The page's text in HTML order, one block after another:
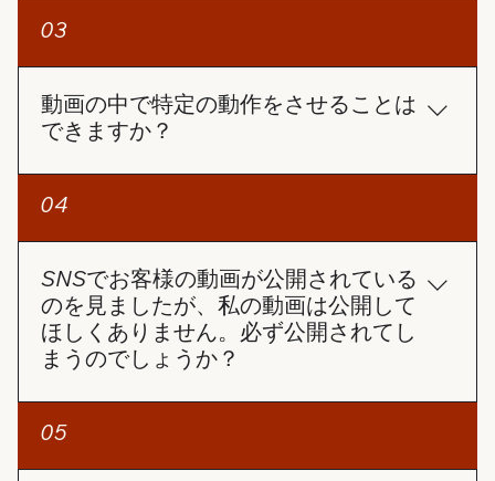
3日経過しても作品完成のメールが届いていないの
ールフォルダに振り分けられている可能性がありま
すので、一度ご確認ください。 注文番号でステータ
番号とメールアドレスを入力し、進捗状況を確認す
ることができます。完成した動画を直接ダウンロー
（angelsphoto99@gmail.com）にお問い合わせく
ださい。注文番号をお知らせいただければ、早急に
対応させていただきます。
03
動画の中で特定の動作をさせることは
できますか？
AIで作成しているため現時点の技術では、ご希望の
に近い動画を制作できるよう、全力で対応させてい
ただきます。
04
SNSでお客様の動画が公開されている
のを見ましたが、私の動画は公開して
ほしくありません。必ず公開されてし
まうのでしょうか？
ご安心ください。お客様の許可なく動画を公開する
05